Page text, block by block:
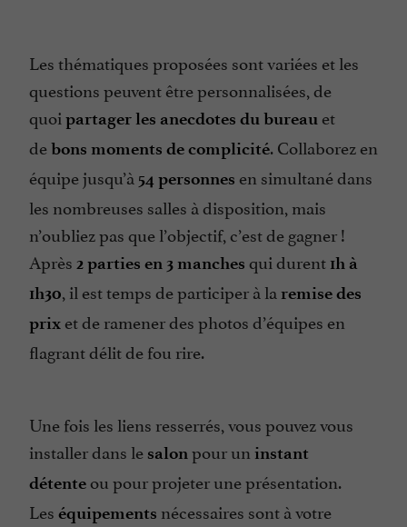
Les thématiques proposées sont variées et les
questions peuvent être personnalisées, de
quoi partager les anecdotes du bureau et
debons moments de complicité. Collaborez en
équipe jusqu’à 54 personnes en simultané dans
les nombreuses salles à disposition, mais
n’oubliez pas que l’objectif, c’est de gagner !
Après 2 parties en 3 manches qui durent 1h à
1h30, il est temps de participer à la remise des
prix et de ramener des photos d’équipes en
flagrant délit de fou rire.
Une fois les liens resserrés, vous pouvez vous
installer dans le salonpour un instant
détente ou pour projeter une présentation.
Les équipements nécessaires sont à votre